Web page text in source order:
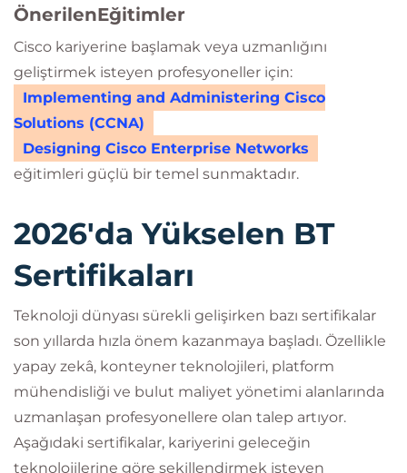
ÖnerilenEğitimler
Cisco kariyerine başlamak veya uzmanlığını
geliştirmek isteyen profesyoneller için:
Implementing and Administering Cisco
Solutions (CCNA)
Designing Cisco Enterprise Networks
eğitimleri güçlü bir temel sunmaktadır.
2026'da Yükselen BT
Sertifikaları
Teknoloji dünyası sürekli gelişirken bazı sertifikalar
son yıllarda hızla önem kazanmaya başladı. Özellikle
yapay zekâ, konteyner teknolojileri, platform
mühendisliği ve bulut maliyet yönetimi alanlarında
uzmanlaşan profesyonellere olan talep artıyor.
Aşağıdaki sertifikalar, kariyerini geleceğin
teknolojilerine göre şekillendirmek isteyen